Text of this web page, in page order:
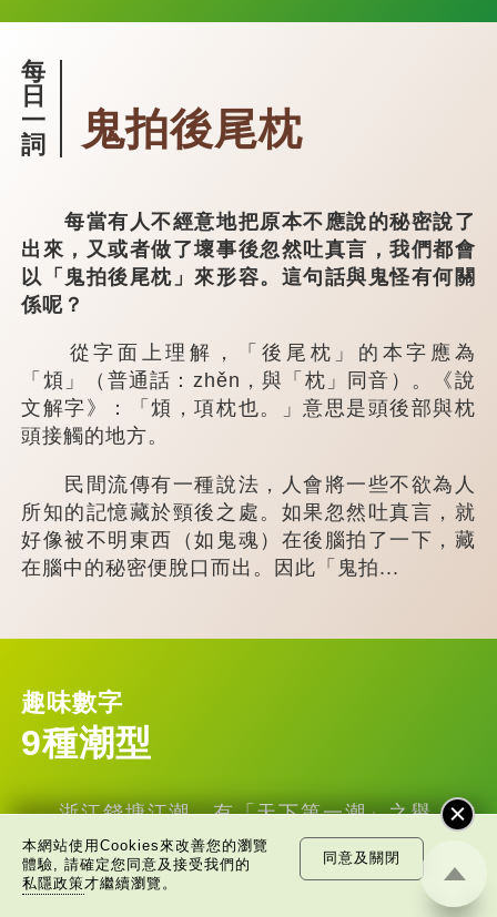
每
日
一
詞
鬼拍後尾枕
每當有人不經意地把原本不應說的秘密說了
出來，又或者做了壞事後忽然吐真言，我們都會
以「鬼拍後尾枕」來形容。這句話與鬼怪有何關
係呢？
從字面上理解，「後尾枕」的本字應為
「䪴」（普通話：zhěn，與「枕」同音）。《說
文解字》：「䪴，項枕也。」意思是頭後部與枕
頭接觸的地方。
民間流傳有一種說法，人會將一些不欲為人
所知的記憶藏於頸後之處。如果忽然吐真言，就
好像被不明東西（如鬼魂）在後腦拍了一下，藏
在腦中的秘密便脫口而出。因此「鬼拍...
趣味數字
9種潮型
浙江錢塘江潮，有「天下第一潮」之譽，古
人所謂「浙江之潮，天下之偉觀也。」錢塘江潮
不僅氣勢磅礴，而且形態多變，共9種花款，大
家都見過嗎？
本網站使用Cookies來改善您的瀏覽
體驗, 請確定您同意及接受我們的
私隱政策才繼續瀏覽。
同意及關閉